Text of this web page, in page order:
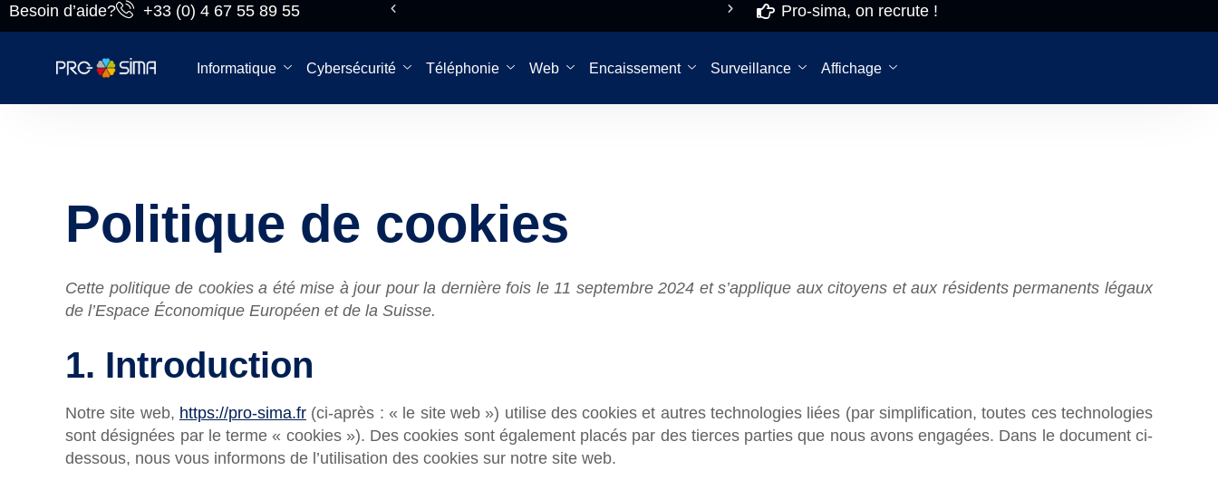
Besoin d’aide?
+33 (0) 4 67 55 89 55
vendredi
STOP
recrute!
Pro-sima, on recrute !
Informatique Cybersécurité Téléphonie Web Encaissement Surveillance Affichage
Politique de cookies
Cette politique de cookies a été mise à jour pour la dernière fois le 11 septembre 2024 et s’applique aux citoyens et aux résidents permanents légaux
de l’Espace Économique Européen et de la Suisse.
1. Introduction
Notre site web, https://pro-sima.fr(ci-après : « le site web ») utilise des cookies et autres technologies liées (par simplification, toutes ces technologies
sont désignées par le terme « cookies »). Des cookies sont également placés par des tierces parties que nous avons engagées. Dans le document ci-
dessous, nous vous informons de l’utilisation des cookies sur notre site web.